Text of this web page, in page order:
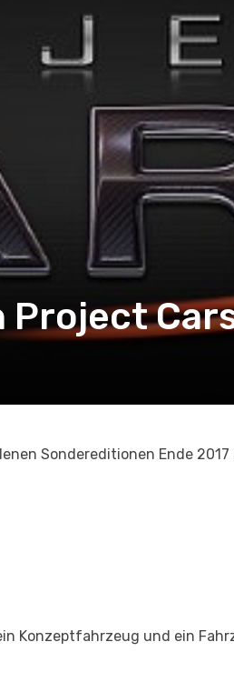
Sondereditionen Ende 2017
Konzeptfahrzeug und ein